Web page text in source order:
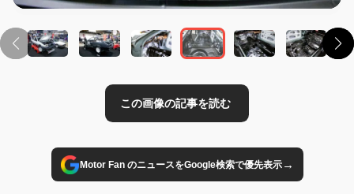
この画像の記事を読む
Motor Fan のニュースをGoogle検索で優先表示→